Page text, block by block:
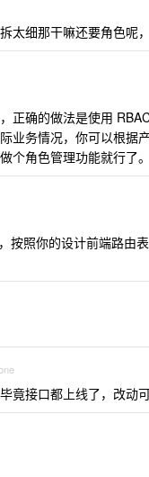
太细那干嘛还要角色呢
正确的做法是使用
业务情况，你可以根据
个角色管理功能就行了。
按照你的设计前端路由
竟接口都上线了，改动